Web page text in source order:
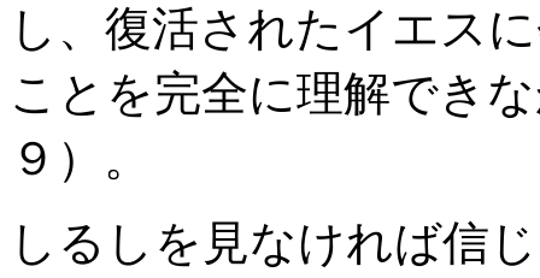
し、復活されたイエス
ことを完全に理解でき
９）。
しるしを見なければ信